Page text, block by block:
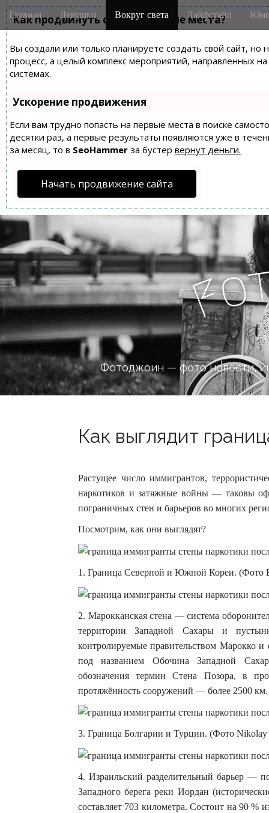
Как продвинуть сайт на первые места?
Вы создали или только планируете создать свой сайт,
процесс, а целый комплекс мероприятий, направленных
системах.
Ускорение продвижения
Если вам трудно попасть на первые места в поиске
десятки раз, а первые результаты появляются уже в
за месяц, то в SeoHammer за бустер вернут деньги.
Начать продвижение сайта
M
a
n
m
e
n
u
i
Главная Девушки Вокруг света Лайфстайл
Fo
Фотоджоин — фото новости,
Как выглядит
Растущее число иммигрантов,
наркотиков и затяжные войны — таковы
пограничных стен и барьеров во многих
Посмотрим, как они выглядят?
1. Граница Северной и Южной Кореи. (Фото
2. Марокканская стена — система
территории Западной Сахары и
контролируемые правительством
под названием Обочина Западной
обозначения термин Стена Позора, в
протяжённость сооружений — более 2500
3. Граница Болгарии и Турции. (Фото
4. Израильский разделительный барьер —
Западного берега реки Иордан
составляет 703 километра. Состоит на 90 %